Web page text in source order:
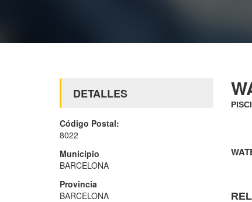
DETALLES
Código Postal:
8022
Municipio
BARCELONA
Provincia
BARCELONA